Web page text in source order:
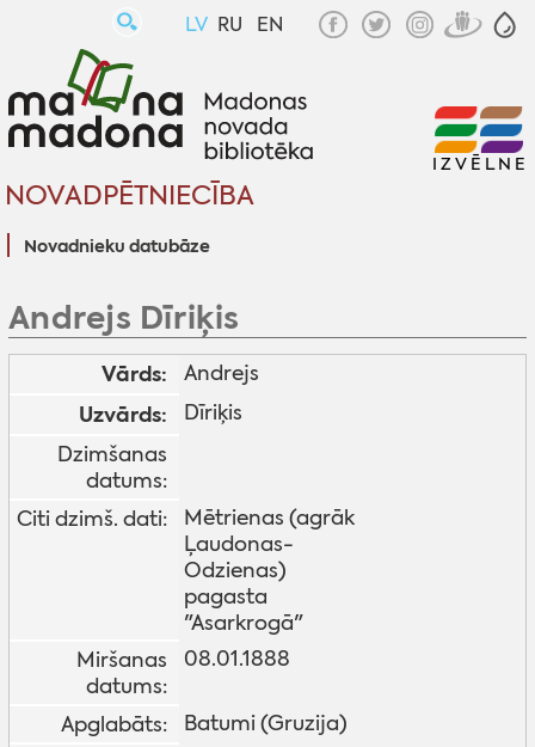
LV RU EN
NOVADPĒTNIECĪBA
Novadnieku datubāze
IZVĒLNE
Andrejs Dīriķis
Vārds: Andrejs
Uzvārds:
Dīriķis
Dzimšanas
datums:
Citi dzimš. dati:
Mētrienas (agrāk
Ļaudonas-
Odzienas)
pagasta
"Asarkrogā"
Miršanas
datums:
08.01.1888
Apglabāts:
Batumi (Gruzija)